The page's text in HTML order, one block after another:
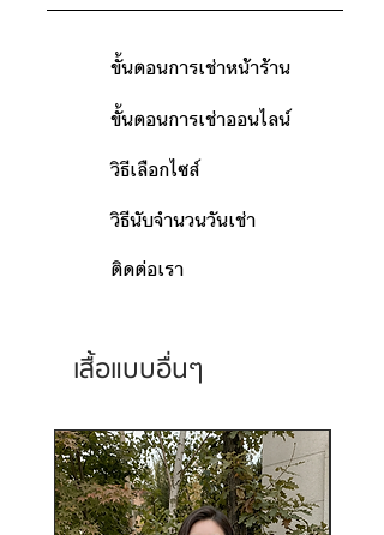
ขั้นตอนการเช่าหน้าร้าน
ขั้นตอนการเช่าออนไลน์
วิธีเลือกไซส์
วิธีนับจำนวนวันเช่า
ติดต่อเรา
เสื้อแบบอื่นๆ